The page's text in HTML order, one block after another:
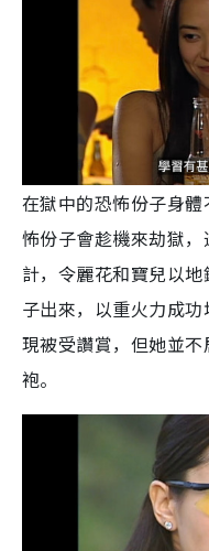
在獄中的恐怖份子身
怖份子會趁機來劫獄
計，令麗花和寶兒以
子出來，以重火力成
現被受讚賞，但她並
袍。